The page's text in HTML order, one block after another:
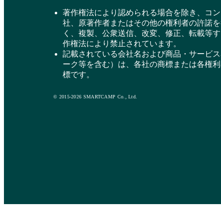
著作権法により認められる場合を除き、コ
社、原著作者またはその他の権利者の許諾
く、複製、公衆送信、改変、修正、転載等
作権法により禁止されています。
記載されている会社名および商品・サービ
ーク等を含む）は、各社の商標または各権
標です。
© 2015-2026 SMARTCAMP Co., Ltd.